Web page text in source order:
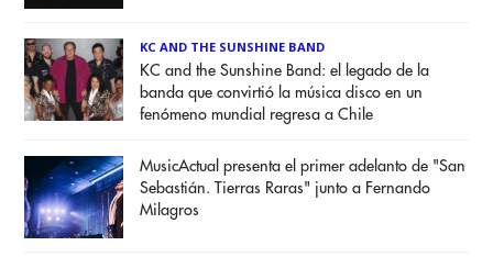
KC AND THE SUNSHINE BAND
KC and the Sunshine Band: el legado de la
banda que convirtió la música disco en un
fenómeno mundial regresa a Chile
MusicActual presenta el primer adelanto de "San
Sebastián. Tierras Raras" junto a Fernando
Milagros